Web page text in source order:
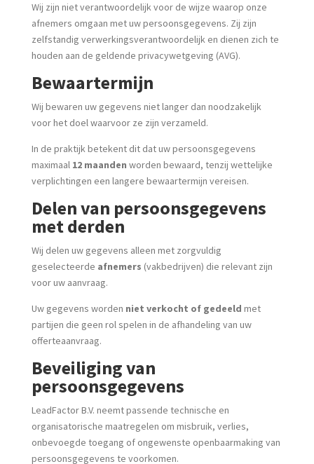
Wij zijn niet verantwoordelijk voor de wijze waarop onze
afnemers omgaan met uw persoonsgegevens. Zij zijn
zelfstandig verwerkingsverantwoordelijk en dienen zich te
houden aan de geldende privacywetgeving (AVG).
Bewaartermijn
Wij bewaren uw gegevens niet langer dan noodzakelijk
voor het doel waarvoor ze zijn verzameld.
In de praktijk betekent dit dat uw persoonsgegevens
maximaal 12 maanden worden bewaard, tenzij wettelijke
verplichtingen een langere bewaartermijn vereisen.
Delen van persoonsgegevens
met derden
Wij delen uw gegevens alleen met zorgvuldig
geselecteerde afnemers (vakbedrijven) die relevant zijn
voor uw aanvraag.
Uw gegevens worden niet verkocht of gedeeld met
partijen die geen rol spelen in de afhandeling van uw
offerteaanvraag.
Beveiliging van
persoonsgegevens
LeadFactor B.V. neemt passende technische en
organisatorische maatregelen om misbruik, verlies,
onbevoegde toegang of ongewenste openbaarmaking van
persoonsgegevens te voorkomen.